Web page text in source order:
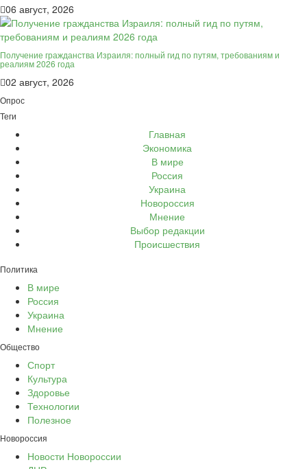
06 август, 2026
Получение гражданства Израиля: полный гид по путям, требованиям и
реалиям 2026 года
02 август, 2026
Опрос
Теги
Главная
Экономика
В мире
Россия
Украина
Новороссия
Мнение
Выбор редакции
Происшествия
Политика
В мире
Россия
Украина
Мнение
Общество
Спорт
Культура
Здоровье
Технологии
Полезное
Новороссия
Новости Новороссии